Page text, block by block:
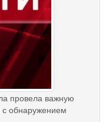
провела важную
с обнаружением